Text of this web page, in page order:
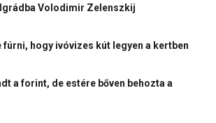
Volodimir Zelenszkij
fúrni, hogy ivóvizes kút legyen a kertben
a forint, de estére bőven behozta a